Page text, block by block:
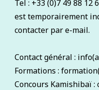
Tel : +33 (0)7 49 88
est temporairement
contacter par e-mail.
Contact général :
Formations :
Concours Kamishibaï